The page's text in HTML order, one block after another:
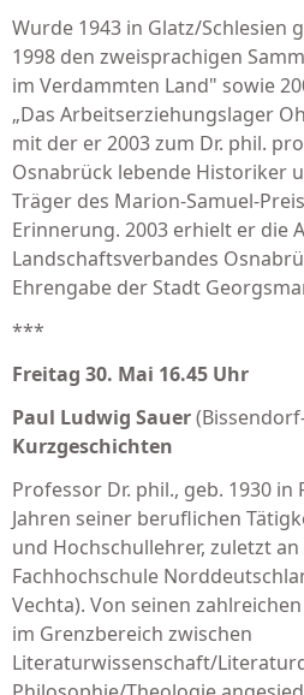
Wurde 1943 in Glatz/Schlesien
1998 den zweisprachigen
im Verdammten Land" sowie
„Das Arbeitserziehungslager
mit der er 2003 zum Dr. phil.
Osnabrück lebende Historiker
Träger des Marion-Samuel-
Erinnerung. 2003 erhielt er die
Landschaftsverbandes
Ehrengabe der Stadt
***
Freitag 30. Mai 16.45 Uhr
Paul Ludwig Sauer
Kurzgeschichten
Professor Dr. phil., geb. 1930 in
Jahren seiner beruflichen
und Hochschullehrer, zuletzt
Fachhochschule
Vechta). Von seinen
im Grenzbereich zwischen
Literaturwissenschaft/